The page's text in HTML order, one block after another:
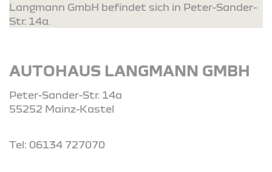
Langmann GmbH befindet sich in Peter-Sander-
Str. 14a.
AUTOHAUS LANGMANN GMBH
Peter-Sander-Str. 14a
55252 Mainz-Kastel
Tel: 06134 727070